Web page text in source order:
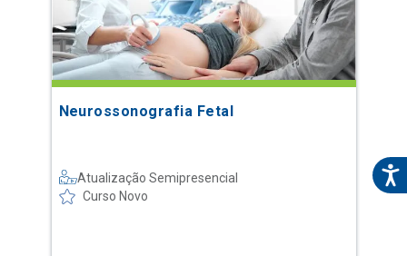
Neurossonografia Fetal
Atualização Semipresencial
Curso Novo